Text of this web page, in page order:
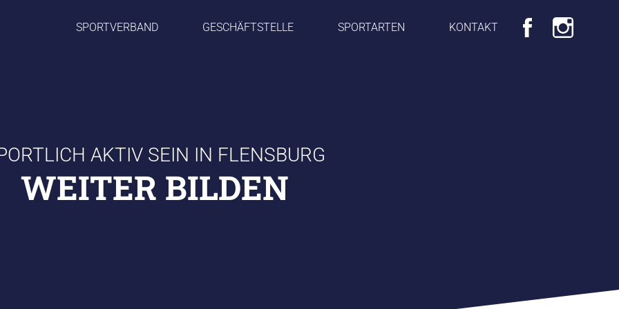
SPORTVERBAND GESCHÄFTSTELLE SPORTARTEN KONTAKT
AKTIV SEIN IN FLENSBURG
WEITER BILDEN